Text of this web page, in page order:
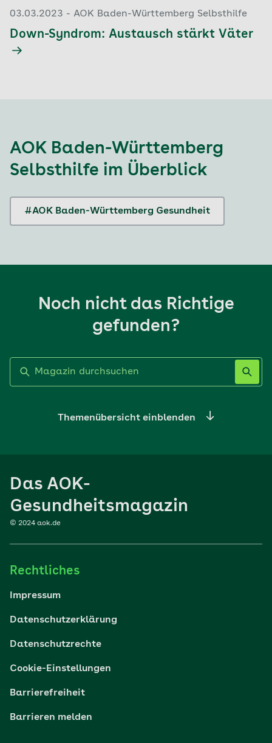
03.03.2023 - AOK Baden-Württemberg Selbsthilfe
Down-Syndrom: Austausch stärkt Väter
AOK Baden-Württemberg
Selbsthilfe im Überblick
#AOK Baden-Württemberg Gesundheit
Noch nicht das Richtige
gefunden?
Themenübersicht einblenden
Sport
Reisen
Wohlbefinden
Digital gesund
Das AOK-
Gesundheitsmagazin
© 2024 aok.de
Rechtliches
Impressum
Datenschutzerklärung
Datenschutzrechte
Cookie-Einstellungen
Barrierefreiheit
Barrieren melden